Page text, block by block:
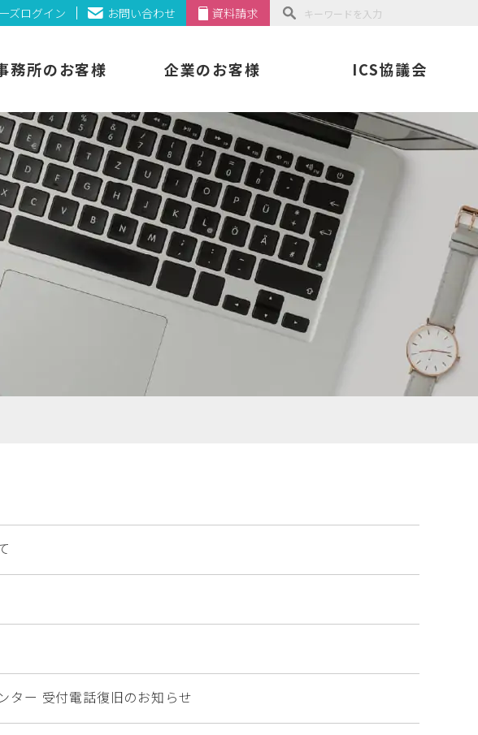
ズログイン お問い合わせ 資料請求
務所のお客様 企業のお客様 ICS協議会
ター 受付電話復旧のお知らせ